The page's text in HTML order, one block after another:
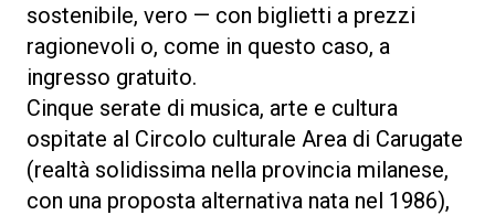
sostenibile, vero — con biglietti a prezzi
ragionevoli o, come in questo caso, a
ingresso gratuito.
Cinque serate di musica, arte e cultura
ospitate al Circolo culturale Area di Carugate
(realtà solidissima nella provincia milanese,
con una proposta alternativa nata nel 1986),